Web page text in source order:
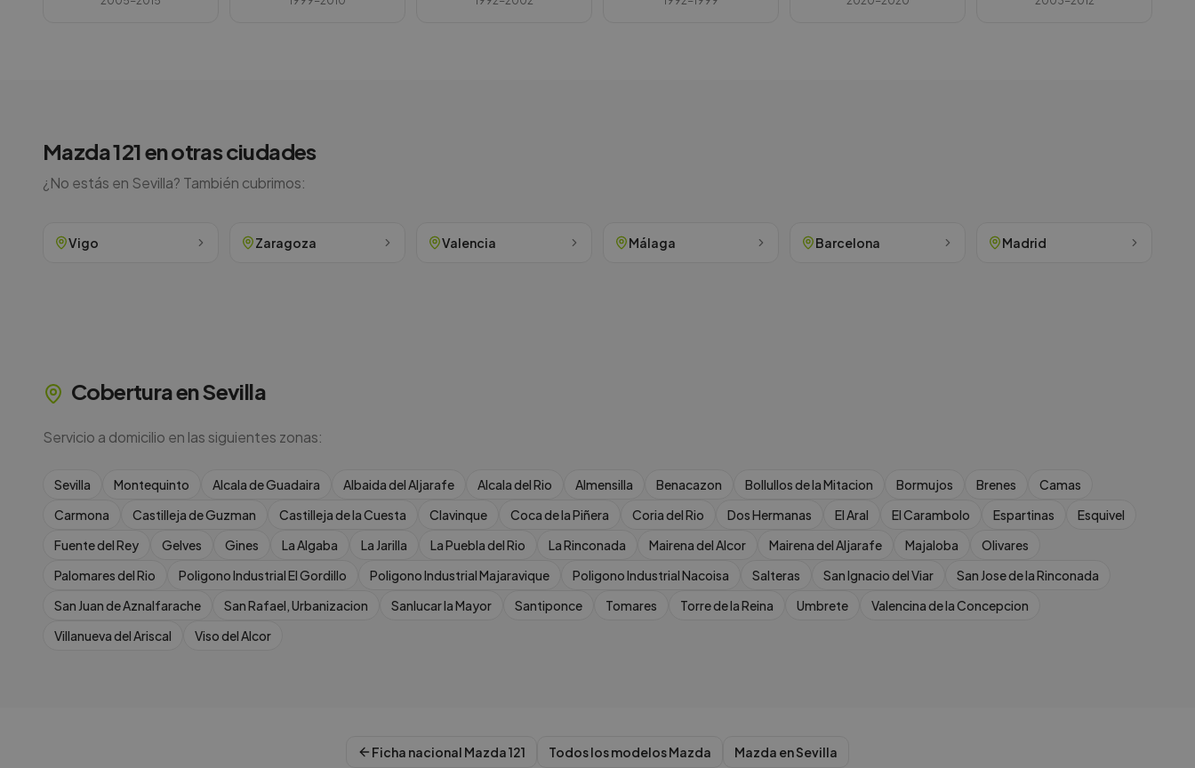
Mazda121en otras ciudades
¿No estás en Sevilla? También cubrimos:
Vigo Zaragoza Valencia Málaga Barcelona Madrid
Cobertura enSevilla
Servicio a domicilio en las siguientes zonas:
Sevilla Montequinto Alcala de Guadaira Albaida del Aljarafe Alcala del Rio Almensilla Benacazon Bollullos de la Mitacion Bormujos Brenes
Camas
Carmona
Castilleja de Guzman Castilleja de la Cuesta Clavinque Coca de la Piñera Coria del Rio Dos Hermanas El Aral El Carambolo Espartinas
Esquivel
Fuente del Rey
Gelves Gines La Algaba La Jarilla La Puebla del Rio La Rinconada Mairena del Alcor Mairena del Aljarafe Majaloba
Olivares
Palomares del Rio
Poligono Industrial El Gordillo Poligono Industrial Majaravique Poligono Industrial Nacoisa Salteras San Ignacio del Viar
San Jose de la Rinconada
San Juan de Aznalfarache
San Rafael, Urbanizacion Sanlucar la Mayor Santiponce Tomares Torre de la Reina Umbrete
Valencina de la Concepcion
Villanueva del Ariscal
Viso del Alcor
Ficha nacional Mazda121 Todos los modelosMazda Mazda enSevilla